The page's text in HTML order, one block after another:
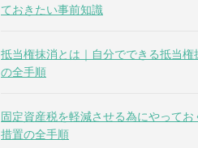
ておきたい事前知識
抵当権抹消とは｜自分でできる抵当権
の全手順
固定資産税を軽減させる為にやってお
措置の全手順